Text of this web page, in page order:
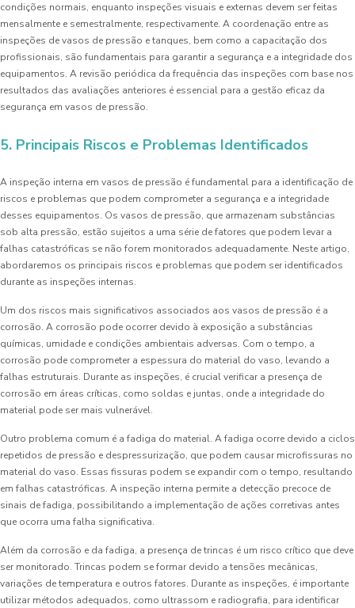
condições normais, enquanto inspeções visuais e externas devem ser feitas
mensalmente e semestralmente, respectivamente. A coordenação entre as
inspeções de vasos de pressão e tanques, bem como a capacitação dos
profissionais, são fundamentais para garantir a segurança e a integridade dos
equipamentos. A revisão periódica da frequência das inspeções com base nos
resultados das avaliações anteriores é essencial para a gestão eficaz da
segurança em vasos de pressão.
5. Principais Riscos e Problemas Identificados
A inspeção interna em vasos de pressão é fundamental para a identificação de
riscos e problemas que podem comprometer a segurança e a integridade
desses equipamentos. Os vasos de pressão, que armazenam substâncias
sob alta pressão, estão sujeitos a uma série de fatores que podem levar a
falhas catastróficas se não forem monitorados adequadamente. Neste artigo,
abordaremos os principais riscos e problemas que podem ser identificados
durante as inspeções internas.
Um dos riscos mais significativos associados aos vasos de pressão é a
corrosão. A corrosão pode ocorrer devido à exposição a substâncias
químicas, umidade e condições ambientais adversas. Com o tempo, a
corrosão pode comprometer a espessura do material do vaso, levando a
falhas estruturais. Durante as inspeções, é crucial verificar a presença de
corrosão em áreas críticas, como soldas e juntas, onde a integridade do
material pode ser mais vulnerável.
Outro problema comum é a fadiga do material. A fadiga ocorre devido a ciclos
repetidos de pressão e despressurização, que podem causar microfissuras no
material do vaso. Essas fissuras podem se expandir com o tempo, resultando
em falhas catastróficas. A inspeção interna permite a detecção precoce de
sinais de fadiga, possibilitando a implementação de ações corretivas antes
que ocorra uma falha significativa.
Além da corrosão e da fadiga, a presença de trincas é um risco crítico que deve
ser monitorado. Trincas podem se formar devido a tensões mecânicas,
variações de temperatura e outros fatores. Durante as inspeções, é importante
utilizar métodos adequados, como ultrassom e radiografia, para identificar